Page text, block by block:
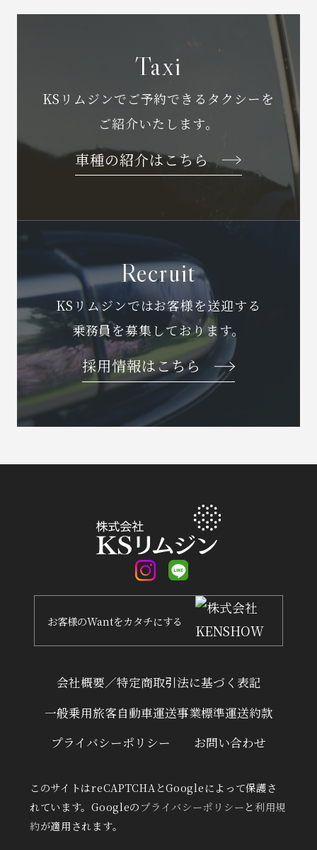
Taxi
KSリムジンでご予約できるタクシーを
ご紹介いたします。
車種の紹介はこちら
Recruit
KSリムジンではお客様を送迎する
乗務員を募集しております。
採用情報はこちら
会社概要／特定商取引法に基づく表記
一般乗用旅客自動車運送事業標準運送約款
プライバシーポリシー
お問い合わせ
このサイトはreCAPTCHAとGoogleによって保護さ
れています。Googleの プライバシーポリシー と利用規
約が適用されます。
お客様のWantをカタチにする